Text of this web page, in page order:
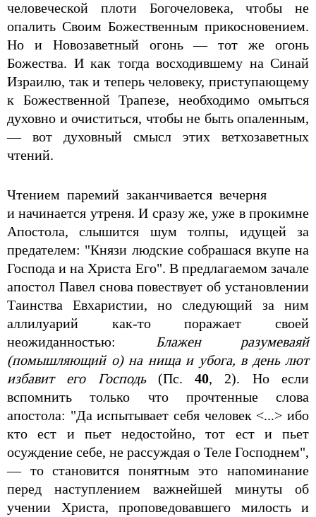
человеческой плоти Богочеловека, чтобы не
опалить Своим Божественным прикосновением.
Но и Новозаветный огонь — тот же огонь
Божества. И как тогда восходившему на Синай
Израилю, так и теперь человеку, приступающему
к Божественной Трапезе, необходимо омыться
духовно и очиститься, чтобы не быть опаленным,
— вот духовный смысл этих ветхозаветных
чтений.
Чтением паремий заканчивается вечерня
и начинается утреня. И сразу же, уже в прокимне
Апостола, слышится шум толпы, идущей за
предателем: "Князи людские собрашася вкупе на
Господа и на Христа Его". В предлагаемом зачале
апостол Павел снова повествует об установлении
Таинства Евхаристии, но следующий за ним
аллилуарий как-то поражает своей
неожиданностью:
Блажен разумеваяй
(помышляющий о) на нища и убога, в день лют
избавит его Господь(Пс.40, 2). Но если
вспомнить только что прочтенные слова
апостола: "Да испытывает себя человек <...> ибо
кто ест и пьет недостойно, тот ест и пьет
осуждение себе, не рассуждая о Теле Господнем",
— то становится понятным это напоминание
перед наступлением важнейшей минуты об
учении Христа, проповедовавшего милость и